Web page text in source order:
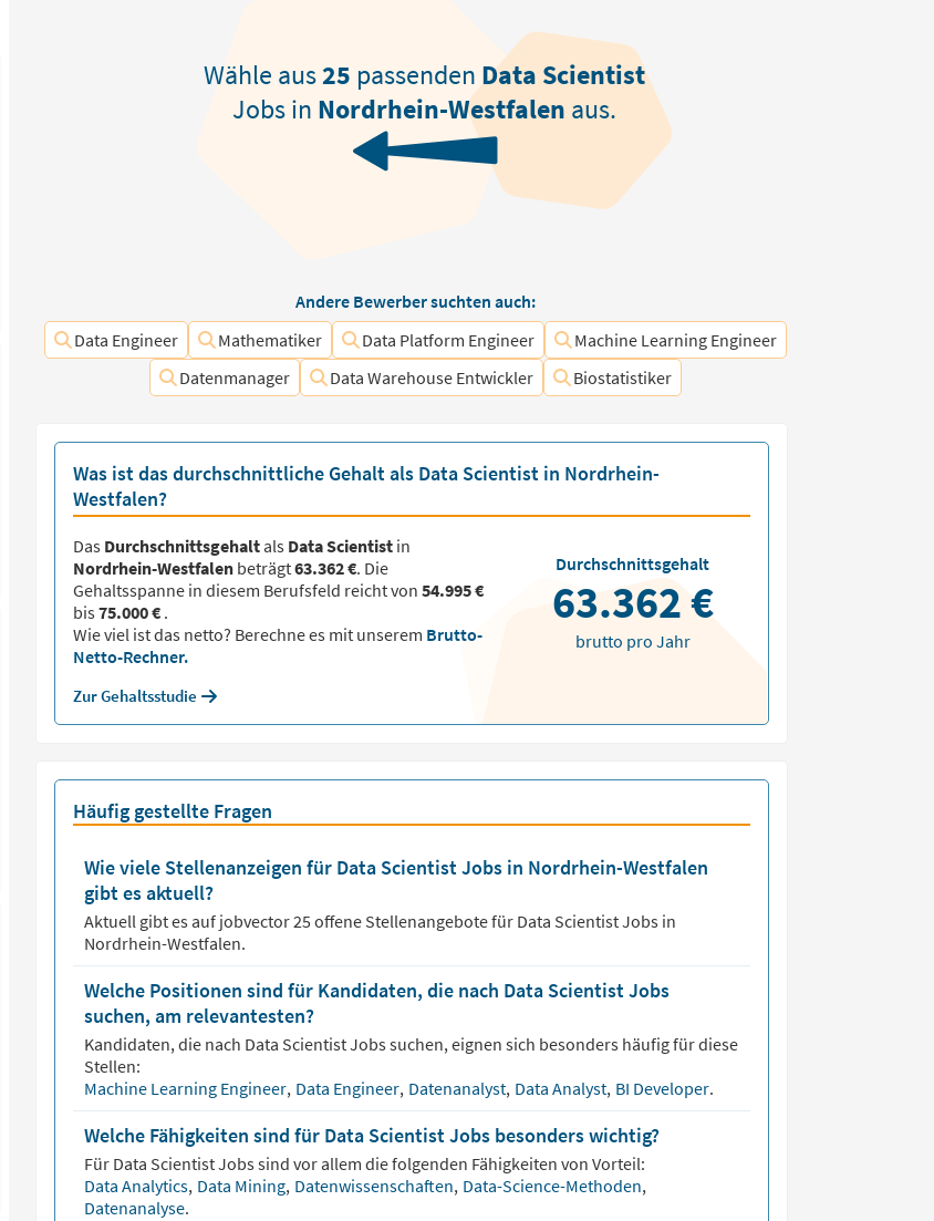
Wähle aus25 passenden Data Scientist
Jobs in Nordrhein-Westfalen aus.
Andere Bewerber suchten auch:
Data Engineer
Mathematiker Data Platform Engineer
Machine Learning Engineer
Datenmanager
Data Warehouse Entwickler Biostatistiker
Was ist das durchschnittliche Gehalt als Data Scientist in Nordrhein-
Westfalen?
Das Durchschnittsgehaltals Data Scientistin
Nordrhein-Westfalenbeträgt63.362 €. Die
Gehaltsspanne in diesem Berufsfeld reicht von 54.995 €
bis75.000 € .
Wie viel ist das netto? Berechne es mit unserem Brutto-
Netto-Rechner.
Zur Gehaltsstudie
Durchschnittsgehalt
63.362 €
brutto pro Jahr
Häufig gestellte Fragen
Wie viele Stellenanzeigen für Data Scientist Jobs in Nordrhein-Westfalen
gibt es aktuell?
Aktuell gibt es auf jobvector25 offene Stellenangebote für Data Scientist Jobs in
Nordrhein-Westfalen.
Welche Positionen sind für Kandidaten, die nach Data Scientist Jobs
suchen, am relevantesten?
Kandidaten, die nach Data ScientistJobs suchen, eignen sich besonders häufig für diese
Stellen:
Machine Learning Engineer, Data Engineer, Datenanalyst, Data Analyst, BI Developer.
Welche Fähigkeiten sind für Data Scientist Jobs besonders wichtig?
Für Data ScientistJobs sind vor allem die folgenden Fähigkeiten von Vorteil:
Data Analytics, Data Mining, Datenwissenschaften, Data-Science-Methoden,
Datenanalyse.